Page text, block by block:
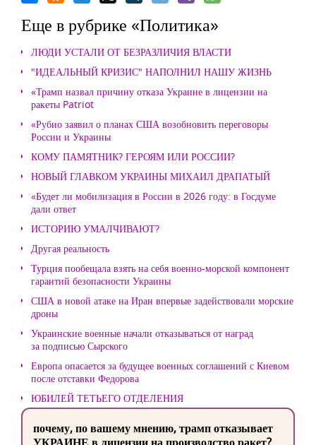
Еще в рубрике «Политика»
ЛЮДИ УСТАЛИ ОТ БЕЗРАЗЛИЧИЯ ВЛАСТИ
"ИДЕАЛЬНЫЙ КРИЗИС" НАПОЛНИЛ НАШУ ЖИЗНЬ
«Трамп назвал причину отказа Украине в лицензии на
ракеты Patriot
«Рубио заявил о планах США возобновить переговоры
России и Украины
КОМУ ПАМЯТНИК? ГЕРОЯМ ИЛИ РОССИИ?
НОВЫЙ ГЛАВКОМ УКРАИНЫ МИХАИЛ ДРАПАТЫЙ
«Будет ли мобилизация в России в 2026 году: в Госдуме
дали ответ
ИСТОРИЮ УМАЛЧИВАЮТ?
Другая реальность
Турция пообещала взять на себя военно-морской компонент
гарантий безопасности Украины
США в новой атаке на Иран впервые задействовали морские
дроны
Украинские военные начали отказываться от наград
за подписью Сырского
Европа опасается за будущее военных соглашений с Киевом
после отставки Федорова
ЮБИЛЕЙ ТЕТЬЕГО ОТДЕЛЕНИЯ
почему, по вашему мнению, трамп отказывает